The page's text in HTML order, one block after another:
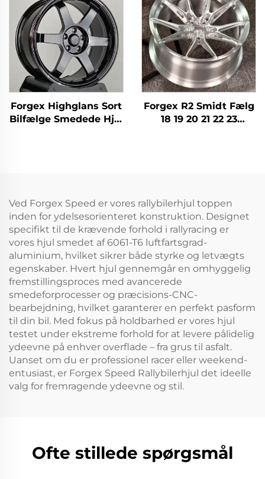
TE37 Lejer Smedet
Aluminium Bilstel
til Nissan 370Z 350Z
Toyota Honda
Forgex Highglans Sort
Bilfælge Smedede Hjul
Forgex R2 Smidt Fælg
18 19 20 21 22 23
Ved Forgex Speed er vores rallybilerhjul toppen
inden for ydelsesorienteret konstruktion. Designet
specifikt til de krævende forhold i rallyracing er
vores hjul smedet af 6061-T6 luftfartsgrad-
aluminium, hvilket sikrer både styrke og letvægts
egenskaber. Hvert hjul gennemgår en omhyggelig
fremstillingsproces med avancerede
smedeforprocesser og præcisions-CNC-
bearbejdning, hvilket garanterer en perfekt pasform
til din bil. Med fokus på holdbarhed er vores hjul
testet under ekstreme forhold for at levere pålidelig
ydeevne på enhver overflade – fra grus til asfalt.
Uanset om du er professionel racer eller weekend-
entusiast, er Forgex Speed Rallybilerhjul det ideelle
valg for fremragende ydeevne og stil.
Ofte stillede spørgsmål